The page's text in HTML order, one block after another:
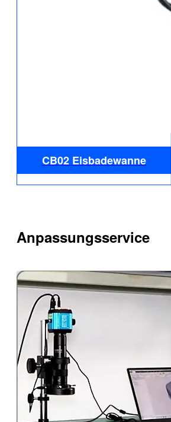
CB02 Eisbadewanne
Anpassungsservice